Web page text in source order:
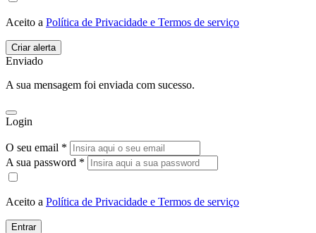
Aceito a Política de Privacidade e Termos de serviço
Enviado
A sua mensagem foi enviada com sucesso.
Login
O seu email *
A sua password *
Aceito a Política de Privacidade e Termos de serviço
Entrar